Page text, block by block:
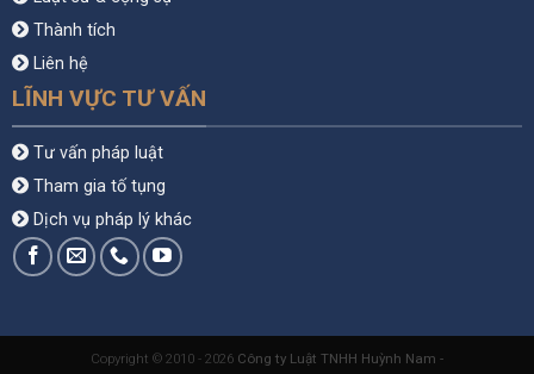
Thành tích
Liên hệ
LĨNH VỰC TƯ VẤN
Tư vấn pháp luật
Tham gia tố tụng
Dịch vụ pháp lý khác
Copyright © 2010 - 2026 Công ty Luật TNHH Huỳnh Nam -